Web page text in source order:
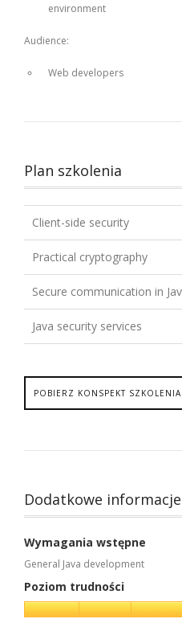
environment
Audience:
Web developers
Plan szkolenia
Client-side security
Practical cryptography
Secure communication in
Java security services
POBIERZ KONSPEKT
Dodatkowe informacje
Wymagania wstępne
General Java development
Poziom trudności